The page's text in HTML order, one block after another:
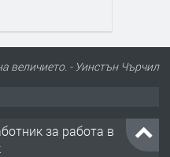
величието. - Уинстън Чърчил
за работа в